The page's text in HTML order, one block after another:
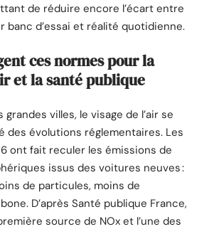
de réduire encore l’écart entre
banc d’essai et réalité quotidienne.
ces normes pour la
et la santé publique
grandes villes, le visage de l’air se
des évolutions réglementaires. Les
ont fait reculer les émissions de
issus des voitures neuves :
de particules, moins de
D’après Santé publique France,
source de NOx et l’une des